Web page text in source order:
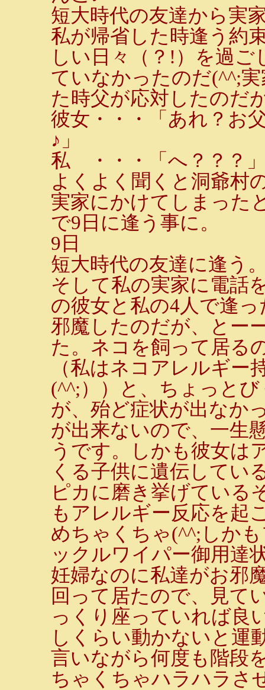
短大時代の友達から実
私が帰省した時逢う約
しい日々（？!）を過
ていなかったのだ(^^;
た時父が応対したのだ
彼女・・・「あれ？お
♪」
私 ・・・「へ？？？
よくよく聞くと洞爺村
実家にかけてしまった
で9日に逢う事に。
9日
短大時代の友達に逢う
そして私の実家に電話
の彼女と私の4人で逢
邪魔したのだが、とー
た。ネコを飼って居る
（私はネコアレルギー
(^^;））と、ちょっと
が、殆ど症状が出なか
が出来ないので、一生
うです。しかも彼女は
くる子供に遺伝してい
ピカに磨き挙げている
もアレルギー反応を起
めちゃくちゃ(^^;しか
ックルワイパー御用達
妊婦なのに私達がお邪
回って居たので、見て
っくり座っていれば良
しくらい動かないと運
言いながら何度も階段
ちゃくちゃハラハラさ